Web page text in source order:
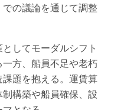
の議論を通じて調整
してモーダルシフト
方、船員不足や老朽
題を抱える。運賃算
構築や船員確保、設